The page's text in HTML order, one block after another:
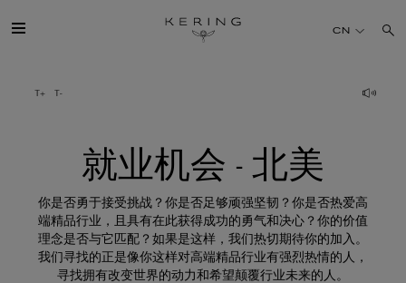
业
机
可持续发展
CN
就业机会 - 北美
你是否勇于接受挑战？你是否足够顽强坚韧？你是否热爱高
端精品行业，且具有在此获得成功的勇气和决心？你的价值
理念是否与它匹配？如果是这样，我们热切期待你的加入。
我们寻找的正是像你这样对高端精品行业有强烈热情的人，
寻找拥有改变世界的动力和希望颠覆行业未来的人。